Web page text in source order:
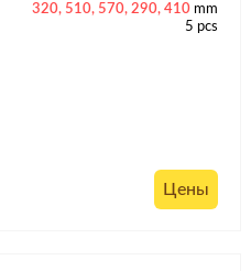
320, 510, 570, 290, 410 mm
5 pcs
Цены